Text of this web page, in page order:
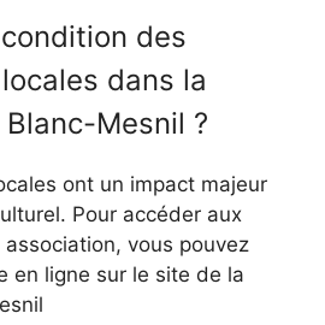
des
dans la
Mesnil ?
ont un impact majeur
Pour accéder aux
association, vous pouvez
en ligne sur le site de la